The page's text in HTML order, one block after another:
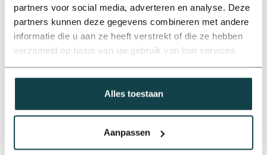
partners voor social media, adverteren en analyse. Deze
partners kunnen deze gegevens combineren met andere
informatie die u aan ze heeft verstrekt of die ze hebben
verzameld op basis van uw gebruik van hun services.
Alles toestaan
Aanpassen
Op voorraad
RainBird Complete RainBird
tuinsproeierset 3500 met
tyleenslang | 6 pop-up
sproeiers €195,71
Hunter Complete Hunter
tuinsproeierset PGP-ADJ | 6